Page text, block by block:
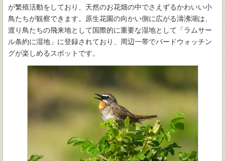
が繁殖活動をしており、天然のお花畑の中でさえずるかわいい小
鳥たちが観察できます。原生花園の向かい側に広がる濤沸湖は、
渡り鳥たちの飛来地として国際的に重要な湿地として「ラムサー
ル条約に湿地」に登録されており、周辺一帯でバードウォッチン
グが楽しめるスポットです。